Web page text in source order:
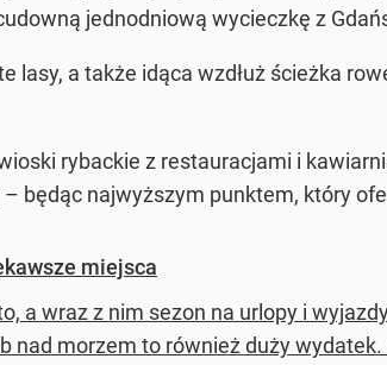
jednodniową wycieczkę z
lasy, a także idąca wzdłuż ścieżka
rybackie z restauracjami i
będąc najwyższym punktem, który
miejsca
a wraz z nim sezon na urlopy i
nad morzem to również duży